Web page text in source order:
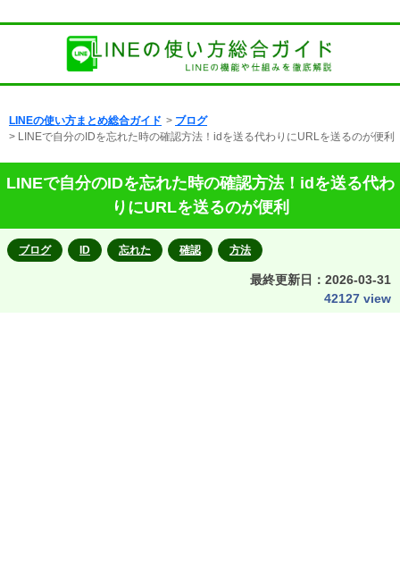
LINEの使い方まとめ総合ガイド > ブログ
> LINEで自分のIDを忘れた時の確認方法！idを送る代わりにURLを送るのが便利
LINEで自分のIDを忘れた時の確認方法！idを送る代わ
りにURLを送るのが便利
ブログ ID 忘れた 確認 方法
最終更新日： 2026-03-31
42127 view